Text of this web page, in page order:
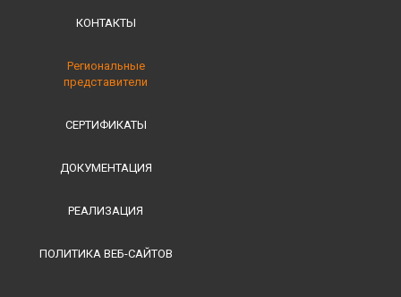
КОНТАКТЫ
Региональные
представители
СЕРТИФИКАТЫ
ДОКУМЕНТАЦИЯ
РЕАЛИЗАЦИЯ
ПОЛИТИКА ВЕБ-САЙТОВ